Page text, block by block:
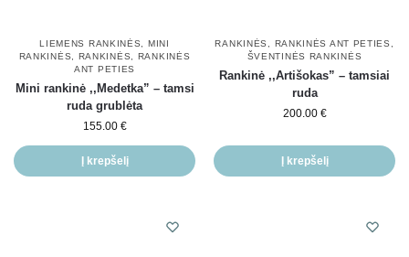
LIEMENS RANKINĖS, MINI
RANKINĖS, RANKINĖS, RANKINĖS
ANT PETIES
Mini rankinė ,,Medetka” – tamsi
ruda grublėta
155.00 €
Į krepšelį
RANKINĖS , RANKINĖS ANT PETIES ,
ŠVENTINĖS RANKINĖS
Rankinė ,,Artišokas” – tamsiai
ruda
200.00 €
Į krepšelį